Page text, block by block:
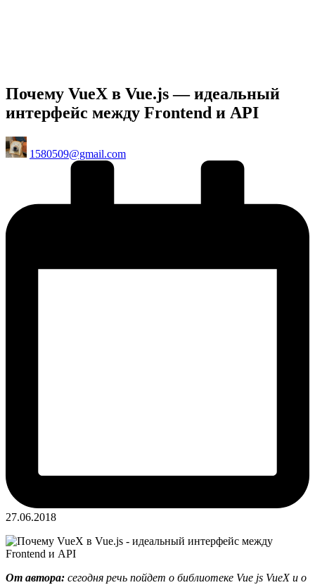
Почему VueX в Vue.js — идеальный
интерфейс между Frontend и API
Posted
by
1580509@gmail.com
27.06.2018
От автора: сегодня речь пойдет о библиотеке Vue js VueX и о